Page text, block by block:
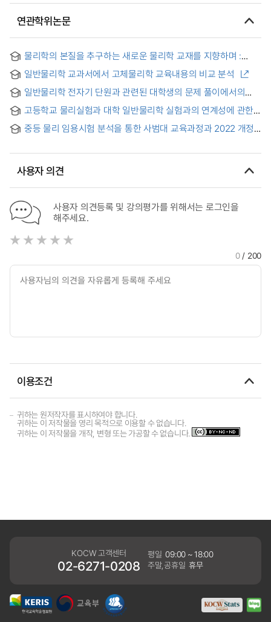
연관학위논문
물리학의 본질을 추구하는 새로운 물리학 교재를 지향하며 :
일반물리학 교과서에서 고체물리학 교육내용의 비교 분석
일반물리학 전자기 단원과 관련된 대학생의 문제 풀이에서의
고등학교 물리실험과 대학 일반물리학 실험과의 연계성에 관한
중등 물리 임용시험 분석을 통한 사범대 교육과정과 2022 개정
Test
사용자 의견
사용자 의견등록 및 강의평가를 위해서는 로그인을
해주세요.
0/ 200
이용조건
귀하는 원저작자를 표시하여야 합니다.
귀하는 이 저작물을 영리 목적으로 이용할 수 없습니다.
귀하는 이 저작물을 개작, 변형 또는 가공할 수 없습니다.
KOCW 고객센터
02-6271-0208
평일 09:00 ~ 18:00
주말,공휴일 휴무